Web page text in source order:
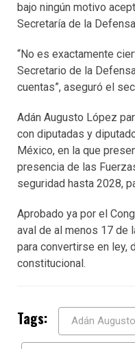
bajo ningún motivo
Secretaría de la
“No es exactamente
Secretario de la
cuentas”, aseguró el
Adán Augusto López
con diputadas y
México, en la que
presencia de las
seguridad hasta 2028,
Aprobado ya por el
aval de al menos 17 de
para convertirse en ley,
constitucional.
Tags: Adán